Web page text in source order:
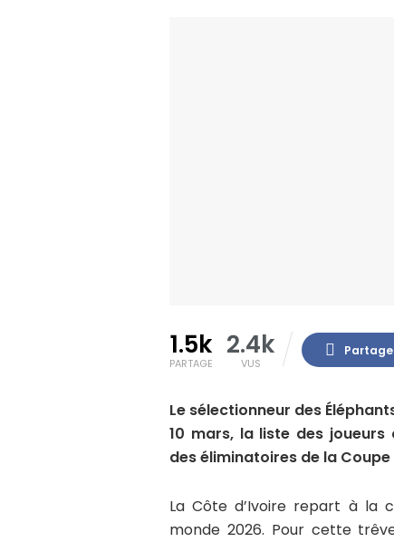
1.5k
PARTAGE
2.4k
VUS
Le sélectionneur des
10 mars, la liste des
des éliminatoires de la
La Côte d’Ivoire repart à la
monde 2026. Pour cette